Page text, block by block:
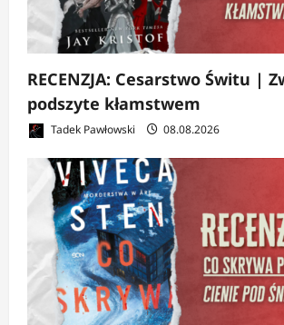
RECENZJA: Cesarstwo Świtu |
podszyte kłamstwem
Tadek Pawłowski 08.08.2026